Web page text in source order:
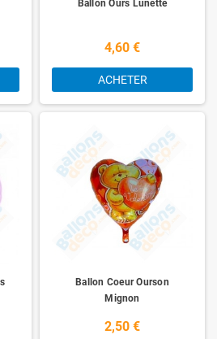
Ballon Ours Lunette
4,60 €
ACHETER
Ballon Coeur Ourson
Mignon
2,50 €